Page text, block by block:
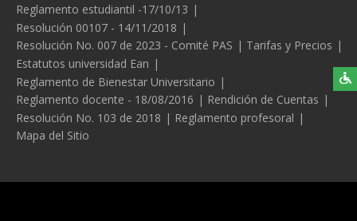
Reglamento estudiantil -17/10/13
Resolución 00107 - 14/11/2018
Resolución No. 007 de 2023 - Comité PAS
Tarifas y Precios
Estatutos universidad Ean
Reglamento de Bienestar Universitario
Reglamento docente - 18/08/2016
Rendición de Cuentas
Resolución No. 103 de 2018
Reglamento profesoral
Mapa del Sitio